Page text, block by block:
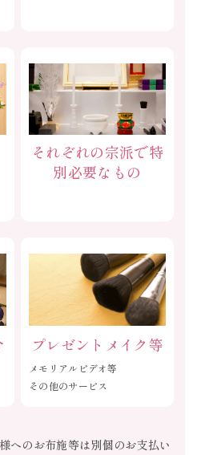
それぞれの宗派で特
別必要なもの
プレゼントメイク等
メモリアルビデオ等
その他のサービス
へのお布施等は別個のお支払い